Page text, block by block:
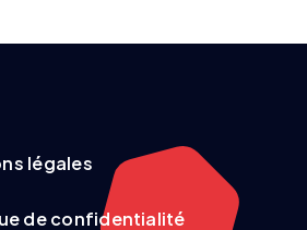
légales
de confidentialité